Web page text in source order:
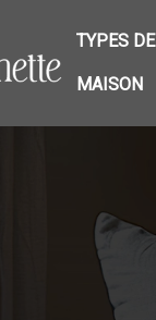
TYPES DE
MAISON